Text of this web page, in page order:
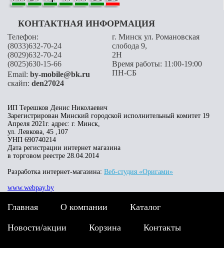
КОНТАКТНАЯ ИНФОРМАЦИЯ
Телефон:
(8033)632-70-24
(8029)632-70-24
(8025)630-15-66
Email: by-mobile@bk.ru
скайп: den27024
г. Минск ул. Романовская
слобода 9,
2H
Время работы: 11:00-19:00
ПН-СБ
ИП Терешков Денис Николаевич
Зарегистрирован Минский городской исполнительный комитет 19
Апреля 2021г. адрес: г. Минск,
ул. Левкова, 45 ,107
УНП 690740214
Дата регистрации интернет магазина
в торговом реестре 28.04.2014
Разработка интернет-магазина: Веб-студия «Оригами»
www.webpay.by
Главная О компании Каталог
Новости/акции Корзина Контакты